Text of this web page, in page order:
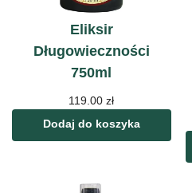
Eliksir
Długowieczności
750ml
119.00zł
Dodaj do koszyka